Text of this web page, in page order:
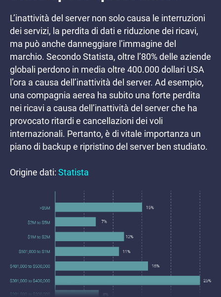
L’inattività del server non solo causa le interruzioni
dei servizi, la perdita di dati e riduzione dei ricavi,
ma può anche danneggiare l’immagine del
marchio. Secondo Statista, oltre l’80% delle aziende
globali perdono in media oltre 400.000 dollari USA
l’ora a causa dell’inattività del server. Ad esempio,
una compagnia aerea ha subito una forte perdita
nei ricavi a causa dell’inattività del server che ha
provocato ritardi e cancellazioni dei voli
internazionali. Pertanto, è di vitale importanza un
piano di backup e ripristino del server ben studiato.
Origine dati: Statista